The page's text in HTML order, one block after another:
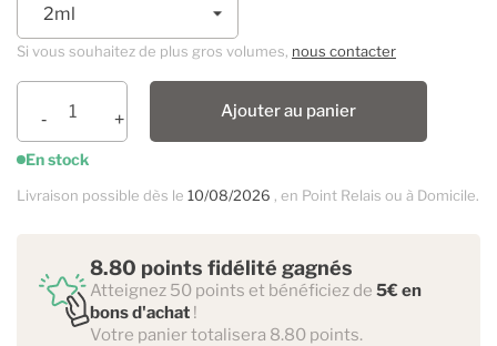
Si vous souhaitez de plus gros volumes, nous contacter
Ajouter au panier
En stock
Livraison possible dès le 10/08/2026 , en Point Relais ou à Domicile.
8.80 points fidélité gagnés
Atteignez 50 points et bénéficiez de 5€ en
bons d'achat !
Votre panier totalisera 8.80 points.